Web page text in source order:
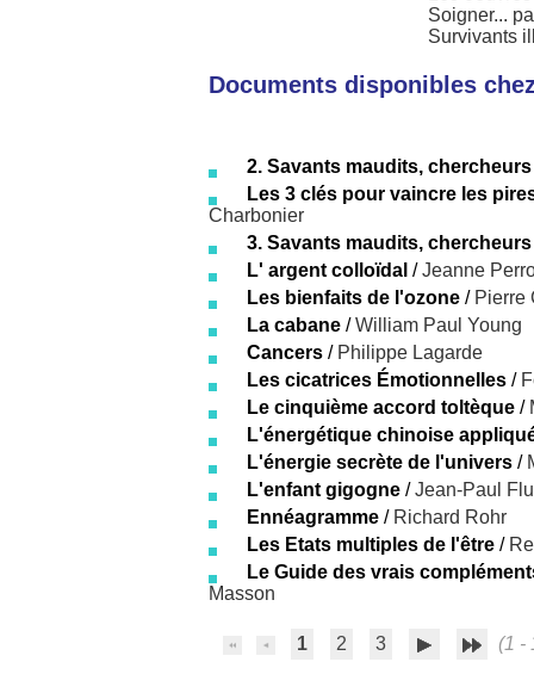
Soigner...
Survivants
Documents disponibles
2. Savants maudits,
Les 3 clés pour vaincre les
Charbonier
3. Savants maudits,
L' argent colloïdal /Jeanne
Les bienfaits de l'ozone / Pierre
La cabane /William Paul Young
Cancers / Philippe Lagarde
Les cicatrices Émotionnelles /
Le cinquième accord toltèque /
L'énergétique chinoise
L'énergie secrète de l'univers /
L'enfant gigogne /Jean-Paul
Ennéagramme / Richard Rohr
Les Etats multiples de l'être /
Le Guide des vrais
Masson
1 2 3 (1 -